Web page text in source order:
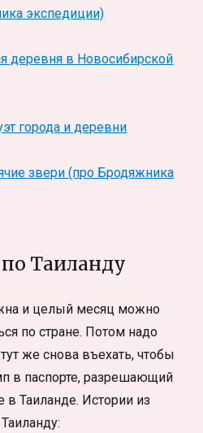
экспедиции)
деревня в Новосибирской
города и деревни
звери (про Бродяжника
Таиланду
и целый месяц можно
по стране. Потом надо
же снова въехать, чтобы
в паспорте, разрешающий
Таиланде. Истории из